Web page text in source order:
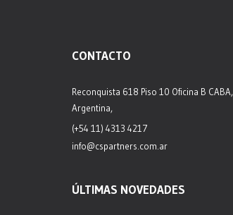
CONTACTO
Reconquista 618 Piso 10 Oficina B CABA,
Argentina,
(+54 11) 4313 4217
info@cspartners.com.ar
ÚLTIMAS NOVEDADES